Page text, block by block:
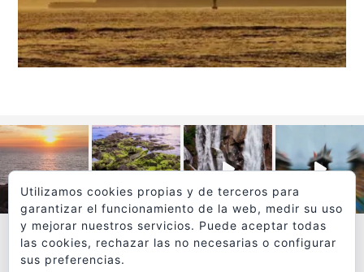
VER MÁS
Utilizamos cookies propias y de terceros para
garantizar el funcionamiento de la web, medir su uso
y mejorar nuestros servicios. Puede aceptar todas
las cookies, rechazar las no necesarias o configurar
sus preferencias.